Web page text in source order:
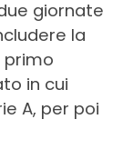
giornate
la
primo
in cui
A, per poi